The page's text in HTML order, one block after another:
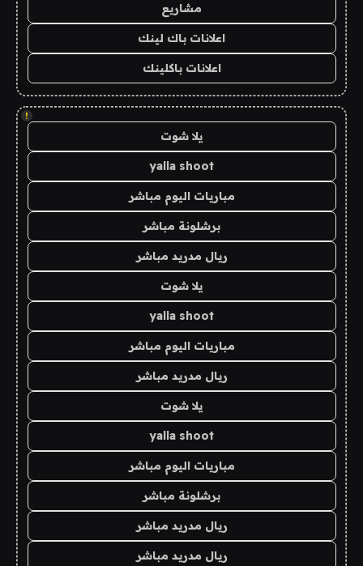
مشاريع
اعلانات باك لينك
اعلانات باكلينك
!
يلا شوت
yalla shoot
مباريات اليوم مباشر
برشلونة مباشر
ريال مدريد مباشر
يلا شوت
yalla shoot
مباريات اليوم مباشر
ريال مدريد مباشر
يلا شوت
yalla shoot
مباريات اليوم مباشر
برشلونة مباشر
ريال مدريد مباشر
ريال مدريد مباشر